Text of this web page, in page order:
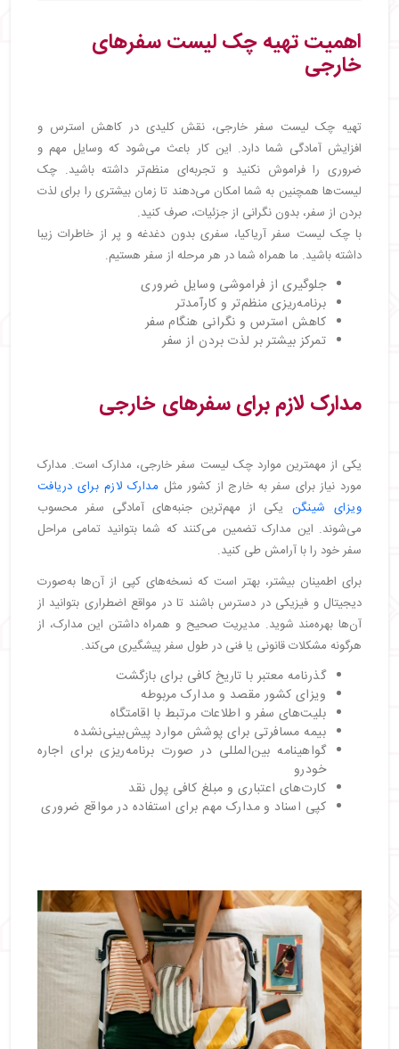
اهمیت تهیه چک لیست سفرهای
خارجی
تهیه چک ‌لیست سفر خارجی، نقش کلیدی در کاهش استرس و
افزایش آمادگی شما دارد. این کار باعث می‌شود که وسایل مهم و
ضروری را فراموش نکنید و تجربه‌ای منظم‌تر داشته باشید. چک
‌لیست‌ها همچنین به شما امکان می‌دهند تا زمان بیشتری را برای لذت
بردن از سفر، بدون نگرانی از جزئیات، صرف کنید.
با چک ‌لیست سفر آریاکیا، سفری بدون دغدغه و پر از خاطرات زیبا
داشته باشید. ما همراه شما در هر مرحله از سفر هستیم.
جلوگیری از فراموشی وسایل ضروری
برنامه‌ریزی منظم‌تر و کارآمدتر
کاهش استرس و نگرانی هنگام سفر
تمرکز بیشتر بر لذت بردن از سفر
مدارک لازم برای سفرهای خارجی
یکی از مهمترین موارد چک لیست سفر خارجی، مدارک است. مدارک
مورد نیاز برای سفر به خارج از کشور مثل مدارک لازم برای دریافت
ویزای شینگن یکی از مهم‌ترین جنبه‌های آمادگی سفر محسوب
می‌شوند. این مدارک تضمین می‌کنند که شما بتوانید تمامی مراحل
سفر خود را با آرامش طی کنید.
برای اطمینان بیشتر، بهتر است که نسخه‌های کپی از آن‌ها به‌صورت
دیجیتال و فیزیکی در دسترس باشند تا در مواقع اضطراری بتوانید از
آن‌ها بهره‌مند شوید. مدیریت صحیح و همراه داشتن این مدارک، از
هرگونه مشکلات قانونی یا فنی در طول سفر پیشگیری می‌کند.
گذرنامه معتبر با تاریخ کافی برای بازگشت
ویزای کشور مقصد و مدارک مربوطه
بلیت‌های سفر و اطلاعات مرتبط با اقامتگاه
بیمه مسافرتی برای پوشش موارد پیش‌بینی‌نشده
گواهینامه بین‌المللی در صورت برنامه‌ریزی برای اجاره
خودرو
کارت‌های اعتباری و مبلغ کافی پول نقد
کپی اسناد و مدارک مهم برای استفاده در مواقع ضروری